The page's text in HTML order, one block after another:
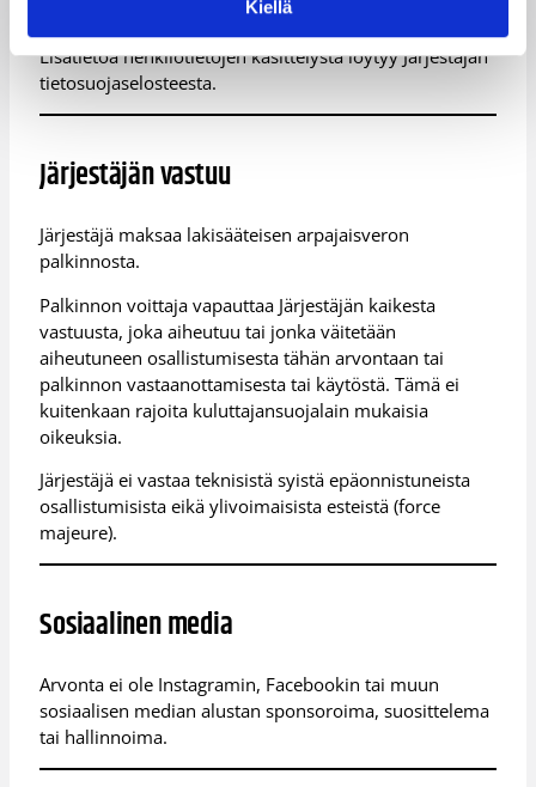
Kiellä
palkinnon toimittamiseen.
Lisätietoa henkilötietojen käsittelystä löytyy Järjestäjän
tietosuojaselosteesta.
Järjestäjän vastuu
Järjestäjä maksaa lakisääteisen arpajaisveron
palkinnosta.
Palkinnon voittaja vapauttaa Järjestäjän kaikesta
vastuusta, joka aiheutuu tai jonka väitetään
aiheutuneen osallistumisesta tähän arvontaan tai
palkinnon vastaanottamisesta tai käytöstä. Tämä ei
kuitenkaan rajoita kuluttajansuojalain mukaisia
oikeuksia.
Järjestäjä ei vastaa teknisistä syistä epäonnistuneista
osallistumisista eikä ylivoimaisista esteistä (force
majeure).
Sosiaalinen media
Arvonta ei ole Instagramin, Facebookin tai muun
sosiaalisen median alustan sponsoroima, suosittelema
tai hallinnoima.